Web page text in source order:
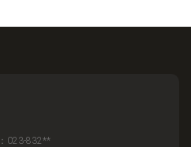
023-832**